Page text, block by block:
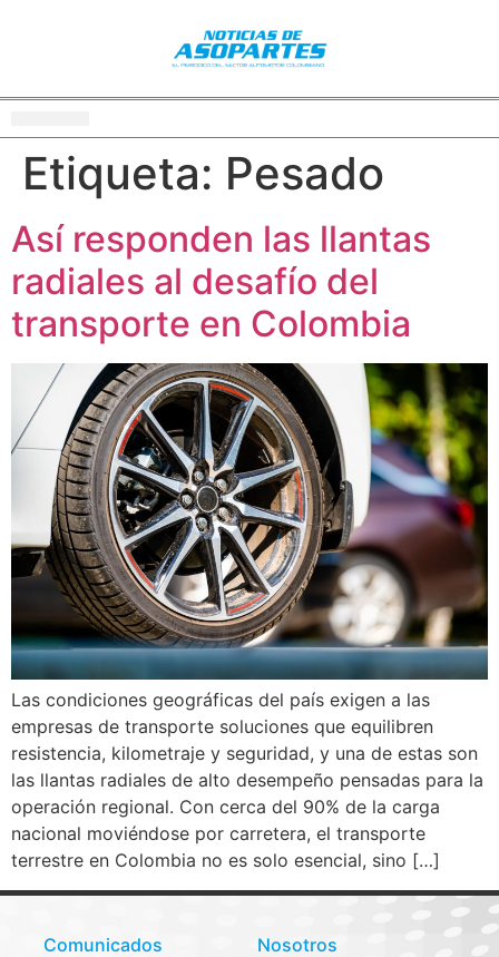
Etiqueta: Pesado
Así responden las llantas
radiales al desafío del
transporte en Colombia
Las condiciones geográficas del país exigen a las
empresas de transporte soluciones que equilibren
resistencia, kilometraje y seguridad, y una de estas son
las llantas radiales de alto desempeño pensadas para la
operación regional. Con cerca del 90% de la carga
nacional moviéndose por carretera, el transporte
terrestre en Colombia no es solo esencial, sino […]
Comunicados
Nosotros